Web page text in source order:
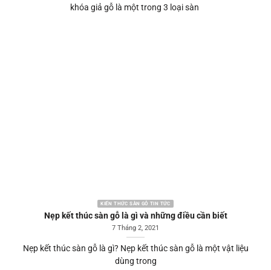
khóa giả gỗ là một trong 3 loại sàn
KIẾN THỨC SÀN GỖ TIN TỨC
Nẹp kết thúc sàn gỗ là gì và những điều cần biết
7 Tháng 2, 2021
Nẹp kết thúc sàn gỗ là gì? Nẹp kết thúc sàn gỗ là một vật liệu
dùng trong